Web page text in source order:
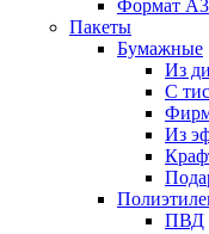
Формат А3
Пакеты
Бумажные
Из
C
Из
ПВД